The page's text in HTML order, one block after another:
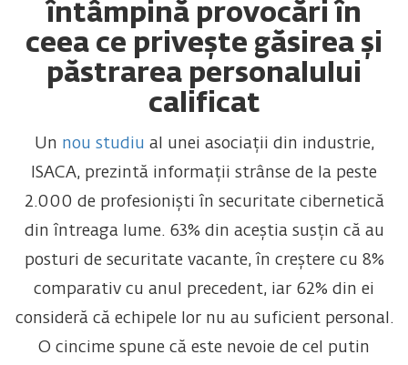
întâmpină provocări în
ceea ce privește găsirea și
păstrarea personalului
calificat
Un nou studiu al unei asociații din industrie,
ISACA, prezintă informații strânse de la peste
2.000 de profesioniști în securitate cibernetică
din întreaga lume. 63% din aceștia susțin că au
posturi de securitate vacante, în creștere cu 8%
comparativ cu anul precedent, iar 62% din ei
consideră că echipele lor nu au suficient personal.
O cincime spune că este nevoie de cel putin